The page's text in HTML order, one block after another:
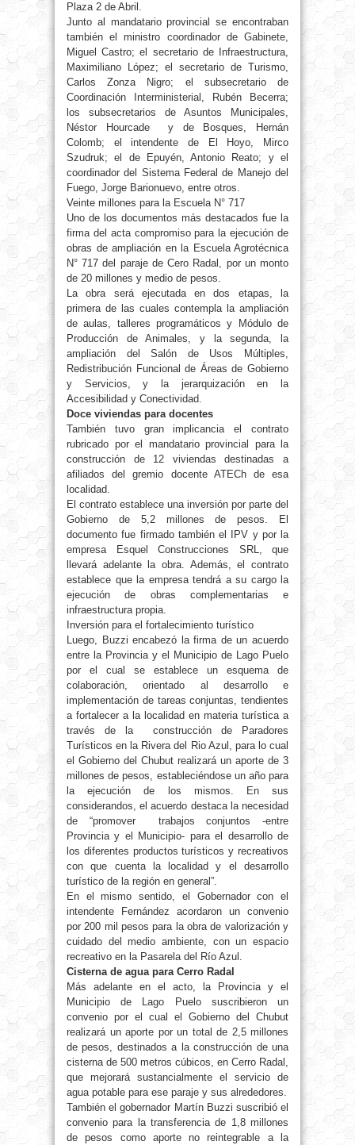
Plaza 2 de Abril.
Junto al mandatario provincial se encontraban
también el ministro coordinador de Gabinete,
Miguel Castro; el secretario de Infraestructura,
Maximiliano López; el secretario de Turismo,
Carlos Zonza Nigro; el subsecretario de
Coordinación Interministerial, Rubén Becerra;
los subsecretarios de Asuntos Municipales,
Néstor Hourcade y de Bosques, Hernán
Colomb; el intendente de El Hoyo, Mirco
Szudruk; el de Epuyén, Antonio Reato; y el
coordinador del Sistema Federal de Manejo del
Fuego, Jorge Barionuevo, entre otros.
Veinte millones para la Escuela N° 717
Uno de los documentos más destacados fue la
firma del acta compromiso para la ejecución de
obras de ampliación en la Escuela Agrotécnica
N° 717 del paraje de Cero Radal, por un monto
de 20 millones y medio de pesos.
La obra será ejecutada en dos etapas, la
primera de las cuales contempla la ampliación
de aulas, talleres programáticos y Módulo de
Producción de Animales, y la segunda, la
ampliación del Salón de Usos Múltiples,
Redistribución Funcional de Áreas de Gobierno
y Servicios, y la jerarquización en la
Accesibilidad y Conectividad.
Doce viviendas para docentes
También tuvo gran implicancia el contrato
rubricado por el mandatario provincial para la
construcción de 12 viviendas destinadas a
afiliados del gremio docente ATECh de esa
localidad.
El contrato establece una inversión por parte del
Gobierno de 5,2 millones de pesos. El
documento fue firmado también el IPV y por la
empresa Esquel Construcciones SRL, que
llevará adelante la obra. Además, el contrato
establece que la empresa tendrá a su cargo la
ejecución de obras complementarias e
infraestructura propia.
Inversión para el fortalecimiento turístico
Luego, Buzzi encabezó la firma de un acuerdo
entre la Provincia y el Municipio de Lago Puelo
por el cual se establece un esquema de
colaboración, orientado al desarrollo e
implementación de tareas conjuntas, tendientes
a fortalecer a la localidad en materia turística a
través de la construcción de Paradores
Turísticos en la Rivera del Rio Azul, para lo cual
el Gobierno del Chubut realizará un aporte de 3
millones de pesos, estableciéndose un año para
la ejecución de los mismos. En sus
considerandos, el acuerdo destaca la necesidad
de “promover trabajos conjuntos -entre
Provincia y el Municipio- para el desarrollo de
los diferentes productos turísticos y recreativos
con que cuenta la localidad y el desarrollo
turístico de la región en general”.
En el mismo sentido, el Gobernador con el
intendente Fernández acordaron un convenio
por 200 mil pesos para la obra de valorización y
cuidado del medio ambiente, con un espacio
recreativo en la Pasarela del Río Azul.
Cisterna de agua para Cerro Radal
Más adelante en el acto, la Provincia y el
Municipio de Lago Puelo suscribieron un
convenio por el cual el Gobierno del Chubut
realizará un aporte por un total de 2,5 millones
de pesos, destinados a la construcción de una
cisterna de 500 metros cúbicos, en Cerro Radal,
que mejorará sustancialmente el servicio de
agua potable para ese paraje y sus alrededores.
También el gobernador Martín Buzzi suscribió el
convenio para la transferencia de 1,8 millones
de pesos como aporte no reintegrable a la